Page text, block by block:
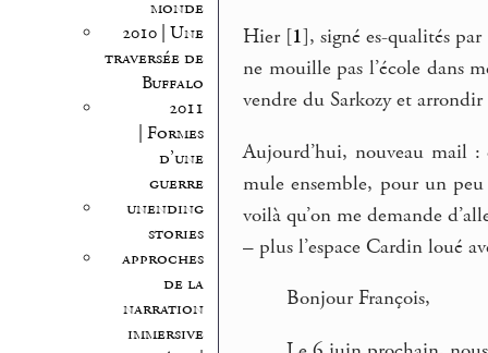
monde
2010 | Une
traversée de
Buffalo
2011
| Formes
d’une
guerre
unending
stories
approches
de la
narration
immersive
Hier[1], signé es-qualités
ne mouille pas l’école dans
vendre du Sarkozy et
Aujourd’hui, nouveau mail
mule ensemble, pour un
voilà qu’on me demande
– plus l’espace Cardin loué
Bonjour François,